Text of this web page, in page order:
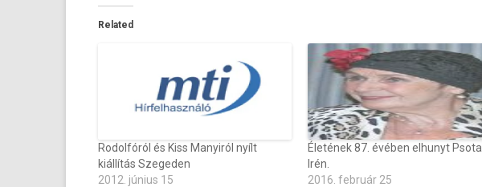
Related
Rodolfóról és Kiss Manyiról nyílt
kiállítás Szegeden
2012. június 15
Életének 87. évében elhunyt Psota
Irén.
2016. február 25